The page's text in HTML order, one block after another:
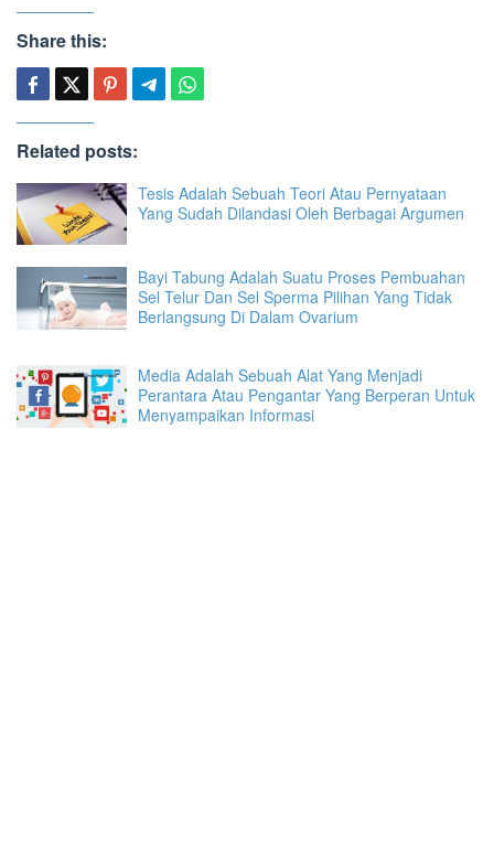
Share this:
Related posts:
Tesis Adalah Sebuah Teori Atau Pernyataan
Yang Sudah Dilandasi Oleh Berbagai Argumen
Bayi Tabung Adalah Suatu Proses Pembuahan
Sel Telur Dan Sel Sperma Pilihan Yang Tidak
Berlangsung Di Dalam Ovarium
Media Adalah Sebuah Alat Yang Menjadi
Perantara Atau Pengantar Yang Berperan Untuk
Menyampaikan Informasi